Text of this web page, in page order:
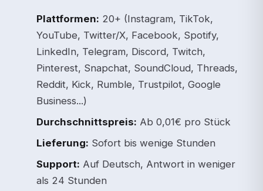
Plattformen: 20+ (Instagram, TikTok,
YouTube, Twitter/X, Facebook, Spotify,
LinkedIn, Telegram, Discord, Twitch,
Pinterest, Snapchat, SoundCloud, Threads,
Reddit, Kick, Rumble, Trustpilot, Google
Business...)
Durchschnittspreis: Ab 0,01€ pro Stück
Lieferung: Sofort bis wenige Stunden
Support: Auf Deutsch, Antwort in weniger
als 24 Stunden